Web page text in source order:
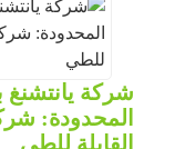
شركة يانتشنغ
المحدودة:
القابلة للطي